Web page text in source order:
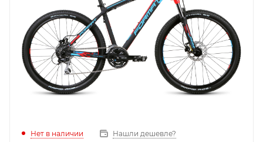
Нет в наличии Нашли дешевле?